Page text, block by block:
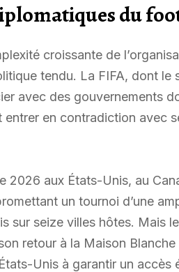
du
croissante de
tendu. La FIFA, dont le
avec des gouvernements
en contradiction avec
2026 aux États-Unis, au
un tournoi d’une
sur seize villes hôtes. Mais
retour à la Maison
Unis à garantir un accès